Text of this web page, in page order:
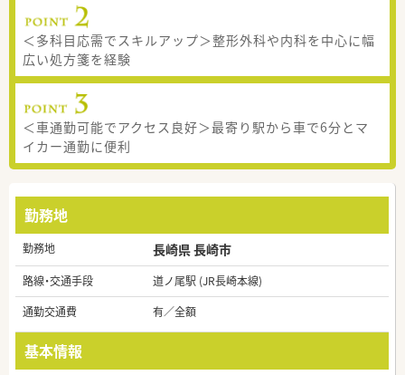
＜多科目応需でスキルアップ＞整形外科や内科を中心に幅
広い処方箋を経験
＜車通勤可能でアクセス良好＞最寄り駅から車で6分とマ
イカー通勤に便利
勤務地
勤務地 長崎県 長崎市
路線・交通手段
道ノ尾駅 (JR長崎本線)
通勤交通費
有／全額
基本情報